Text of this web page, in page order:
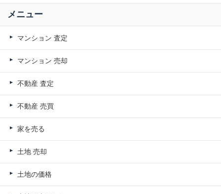
メニュー
マンション 査定
マンション 売却
不動産 査定
不動産 売買
家を売る
土地 売却
土地の価格